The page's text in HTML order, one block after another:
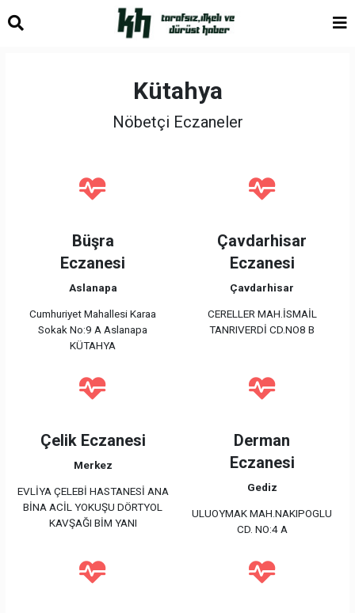
Kütahya
Nöbetçi Eczaneler
Büşra
Eczanesi
Aslanapa
Cumhuriyet Mahallesi Karaa
Sokak No:9 A Aslanapa
KÜTAHYA
Çavdarhisar
Eczanesi
Çavdarhisar
CERELLER MAH.İSMAİL
TANRIVERDİ CD.NO8 B
Çelik Eczanesi
Merkez
EVLİYA ÇELEBİ HASTANESİ ANA
BİNA ACİL YOKUŞU DÖRTYOL
KAVŞAĞI BİM YANI
Derman
Eczanesi
Gediz
ULUOYMAK MAH.NAKIPOGLU
CD. NO:4 A